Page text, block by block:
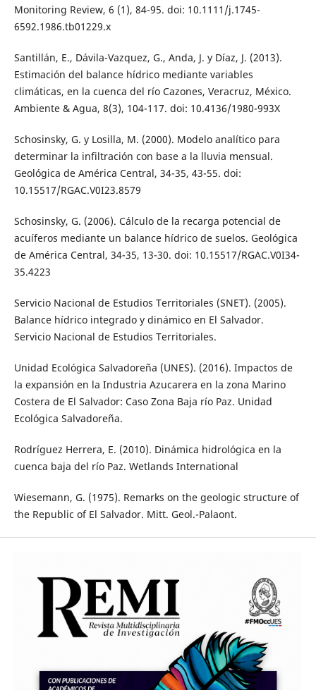
Monitoring Review, 6 (1), 84-95. doi: 10.1111/j.1745-
6592.1986.tb01229.x
Santillán, E., Dávila-Vazquez, G., Anda, J. y Díaz, J. (2013).
Estimación del balance hídrico mediante variables
climáticas, en la cuenca del río Cazones, Veracruz, México.
Ambiente & Agua, 8(3), 104-117. doi: 10.4136/1980-993X
Schosinsky, G. y Losilla, M. (2000). Modelo analítico para
determinar la infiltración con base a la lluvia mensual.
Geológica de América Central, 34-35, 43-55. doi:
10.15517/RGAC.V0I23.8579
Schosinsky, G. (2006). Cálculo de la recarga potencial de
acuíferos mediante un balance hídrico de suelos. Geológica
de América Central, 34-35, 13-30. doi: 10.15517/RGAC.V0I34-
35.4223
Servicio Nacional de Estudios Territoriales (SNET). (2005).
Balance hídrico integrado y dinámico en El Salvador.
Servicio Nacional de Estudios Territoriales.
Unidad Ecológica Salvadoreña (UNES). (2016). Impactos de
la expansión en la Industria Azucarera en la zona Marino
Costera de El Salvador: Caso Zona Baja río Paz. Unidad
Ecológica Salvadoreña.
Rodríguez Herrera, E. (2010). Dinámica hidrológica en la
cuenca baja del río Paz. Wetlands International
Wiesemann, G. (1975). Remarks on the geologic structure of
the Republic of El Salvador. Mitt. Geol.-Palaont.